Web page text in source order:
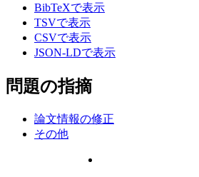
BibTeXで表示
TSVで表示
CSVで表示
JSON-LDで表示
問題の指摘
論文情報の修正
その他